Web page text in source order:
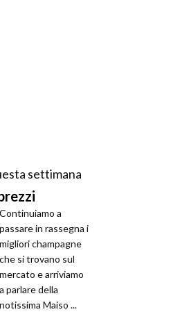
settimana
Continuiamo a
passare in rassegna i
migliori champagne
che si trovano sul
mercato e arriviamo
a parlare della
notissima Maiso ...